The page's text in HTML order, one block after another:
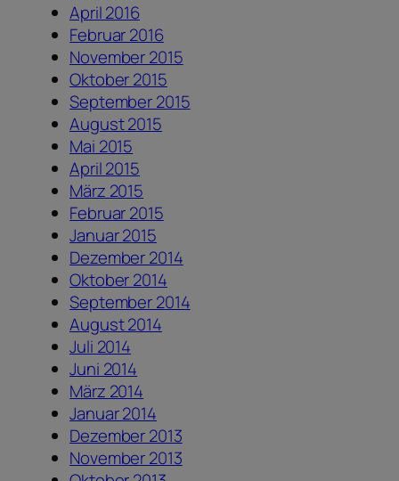
April 2016
Februar 2016
November 2015
Oktober 2015
September 2015
August 2015
Mai 2015
April 2015
März 2015
Februar 2015
Januar 2015
Dezember 2014
Oktober 2014
September 2014
August 2014
Juli 2014
Juni 2014
März 2014
Januar 2014
Dezember 2013
November 2013